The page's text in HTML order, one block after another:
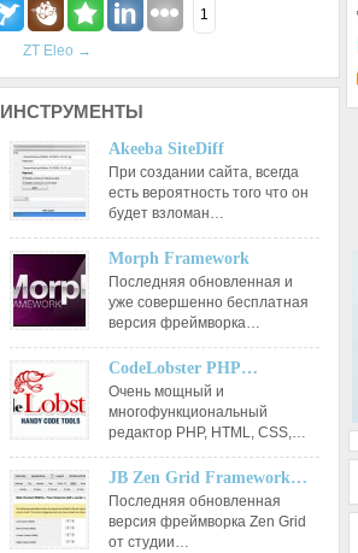
1
ZT Eleo →
ИНСТРУМЕНТЫ
Akeeba SiteDiff
При создании сайта, всегда
есть вероятность того что он
будет взломан…
Morph Framework
Последняя обновленная и
уже совершенно бесплатная
версия фреймворка…
CodeLobster PHP…
Очень мощный и
многофункциональный
редактор РНР, HTML, CSS,…
JB Zen Grid Framework…
Последняя обновленная
версия фреймворка Zen Grid
от студии…